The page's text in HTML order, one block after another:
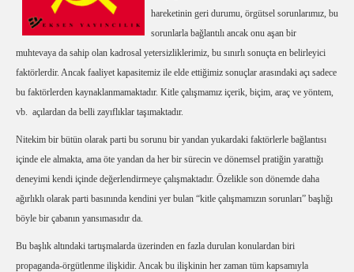
hareketinin geri durumu, örgütsel sorunlarımız, bu
sorunlarla bağlantılı ancak onu aşan bir
muhtevaya da sahip olan kadrosal yetersizliklerimiz, bu sınırlı sonuçta en belirleyici
faktörlerdir. Ancak faaliyet kapasitemiz ile elde ettiğimiz sonuçlar arasındaki açı sadece
bu faktörlerden kaynaklanmamaktadır. Kitle çalışmamız içerik, biçim, araç ve yöntem,
vb. açılardan da belli zayıflıklar taşımaktadır.
Nitekim bir bütün olarak parti bu sorunu bir yandan yukardaki faktörlerle bağlantısı
içinde ele almakta, ama öte yandan da her bir sürecin ve dönemsel pratiğin yarattığı
deneyimi kendi içinde değerlendirmeye çalışmaktadır. Özelikle son dönemde daha
ağırlıklı olarak parti basınında kendini yer bulan “kitle çalışmamızın sorunları” başlığı
böyle bir çabanın yansımasıdır da.
Bu başlık altındaki tartışmalarda üzerinden en fazla durulan konulardan biri
propaganda-örgütlenme ilişkidir. Ancak bu ilişkinin her zaman tüm kapsamıyla